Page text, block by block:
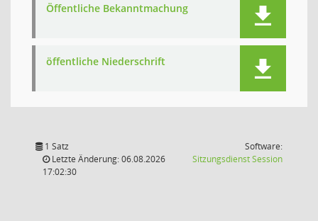
Öffentliche Bekanntmachung
öffentliche Niederschrift
1 Satz
Letzte Änderung: 06.08.2026
17:02:30
Software:
SitzungsdienstSession(Wird in